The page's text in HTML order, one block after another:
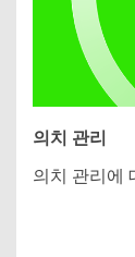
의치 관리
의치 관리에